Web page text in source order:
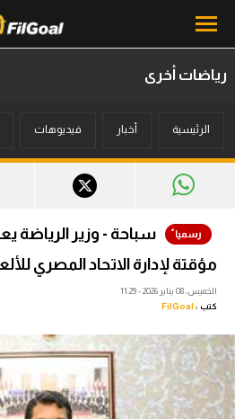
أخبار
ميركاتو
فانتازي في الجول
فيديوهات
عدسات
رياضات أخرى
الرئيسية أخبار فيديوهات
سباحة - وزير الرياضة
مؤقتة لإدارة الاتحاد المصري
الخميس، 08 يناير 2026 - 11:29
كتب : FilGoal